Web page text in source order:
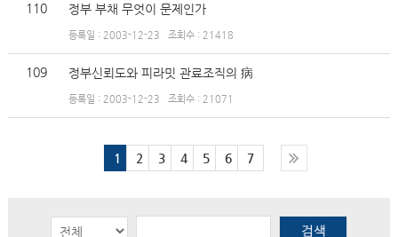
110 정부 부채 무엇이 문제인가
등록일 : 2003-12-23 조회수 : 21418
109 정부신뢰도와 피라밋 관료조직의 病
등록일 : 2003-12-23 조회수 : 21071
1 2 3 4 5 6 7